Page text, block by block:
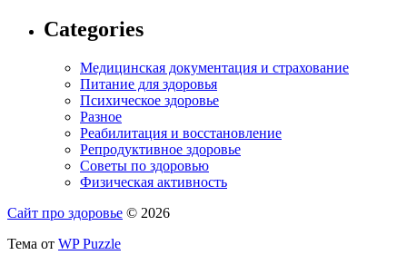
Categories
Медицинская документация и страхование
Питание для здоровья
Психическое здоровье
Разное
Реабилитация и восстановление
Репродуктивное здоровье
Советы по здоровью
Физическая активность
Сайт про здоровье © 2026
Тема от WP Puzzle